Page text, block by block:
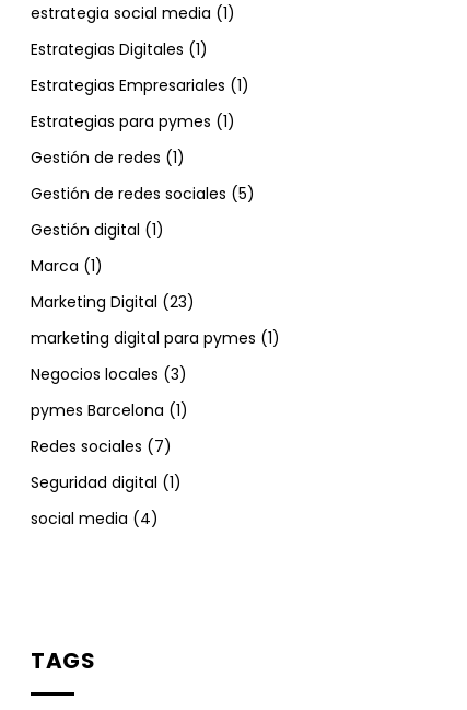
estrategia social media (1)
Estrategias Digitales (1)
Estrategias Empresariales (1)
Estrategias para pymes (1)
Gestión de redes (1)
Gestión de redes sociales (5)
Gestión digital (1)
Marca (1)
Marketing Digital (23)
marketing digital para pymes (1)
Negocios locales (3)
pymes Barcelona (1)
Redes sociales (7)
Seguridad digital (1)
social media (4)
TAGS